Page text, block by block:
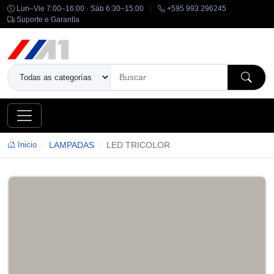
Lun–Vie 7:00–16:00 · Sáb 6:30–15:00
+595 993 296245
Suporte e Garantía
Inicio LAMPADAS LED TRICOLOR